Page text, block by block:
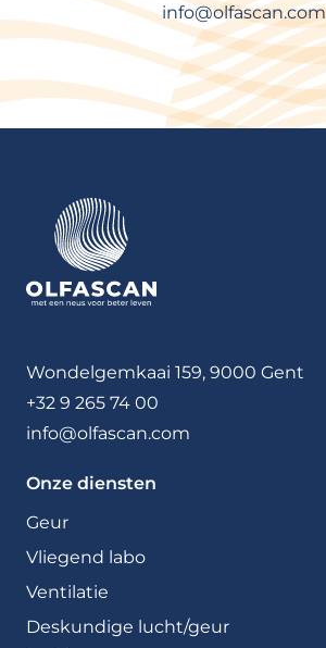
info@olfascan.com
Wondelgemkaai 159, 9000 Gent
+32 9 265 74 00
info@olfascan.com
Onze diensten
Geur
Vliegend labo
Ventilatie
Deskundige lucht/geur